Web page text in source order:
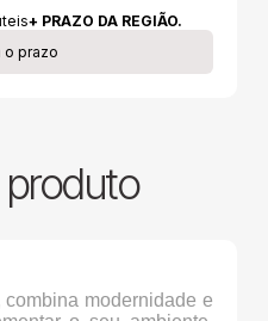
+ PRAZO DA REGIÃO.
o prazo
combina modernidade e